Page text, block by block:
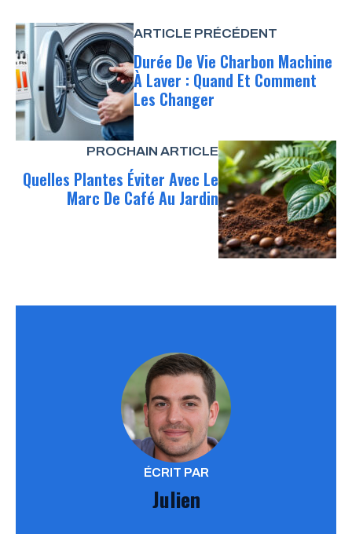
ARTICLE PRÉCÉDENT
Durée De Vie Charbon Machine
À Laver : Quand Et Comment
Les Changer
PROCHAIN ARTICLE
Quelles Plantes Éviter Avec Le
Marc De Café Au Jardin
ÉCRIT PAR
Julien